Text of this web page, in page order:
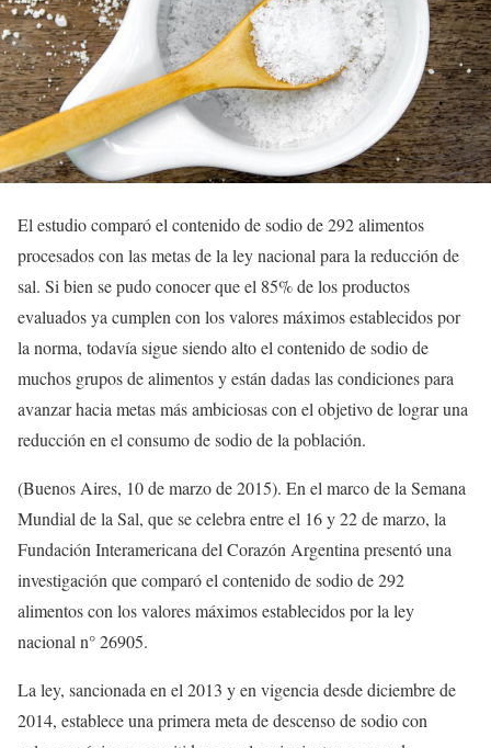
El estudio comparó el contenido de sodio de 292 alimentos
procesados con las metas de la ley nacional para la reducción de
sal. Si bien se pudo conocer que el 85% de los productos
evaluados ya cumplen con los valores máximos establecidos por
la norma, todavía sigue siendo alto el contenido de sodio de
muchos grupos de alimentos y están dadas las condiciones para
avanzar hacia metas más ambiciosas con el objetivo de lograr una
reducción en el consumo de sodio de la población.
(Buenos Aires, 10 de marzo de 2015). En el marco de la Semana
Mundial de la Sal, que se celebra entre el 16 y 22 de marzo, la
Fundación Interamericana del Corazón Argentina presentó una
investigación que comparó el contenido de sodio de 292
alimentos con los valores máximos establecidos por la ley
nacional n° 26905.
La ley, sancionada en el 2013 y en vigencia desde diciembre de
2014, establece una primera meta de descenso de sodio con